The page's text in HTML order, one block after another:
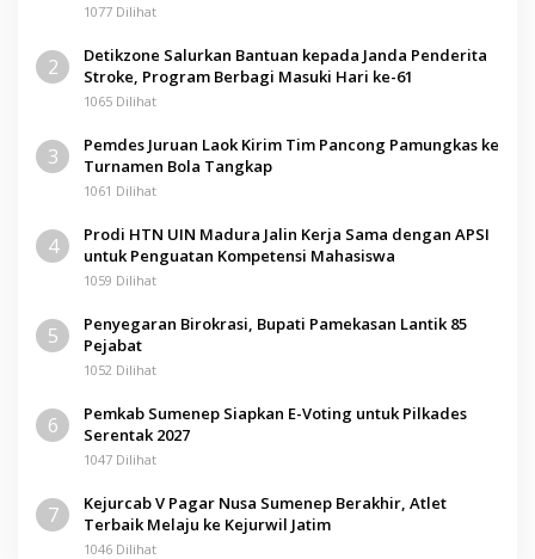
1077 Dilihat
2
Detikzone Salurkan Bantuan kepada Janda Penderita
Stroke, Program Berbagi Masuki Hari ke-61
1065 Dilihat
3
Pemdes Juruan Laok Kirim Tim Pancong Pamungkas ke
Turnamen Bola Tangkap
1061 Dilihat
4
Prodi HTN UIN Madura Jalin Kerja Sama dengan APSI
untuk Penguatan Kompetensi Mahasiswa
1059 Dilihat
5
Penyegaran Birokrasi, Bupati Pamekasan Lantik 85
Pejabat
1052 Dilihat
6
Pemkab Sumenep Siapkan E-Voting untuk Pilkades
Serentak 2027
1047 Dilihat
7
Kejurcab V Pagar Nusa Sumenep Berakhir, Atlet
Terbaik Melaju ke Kejurwil Jatim
1046 Dilihat